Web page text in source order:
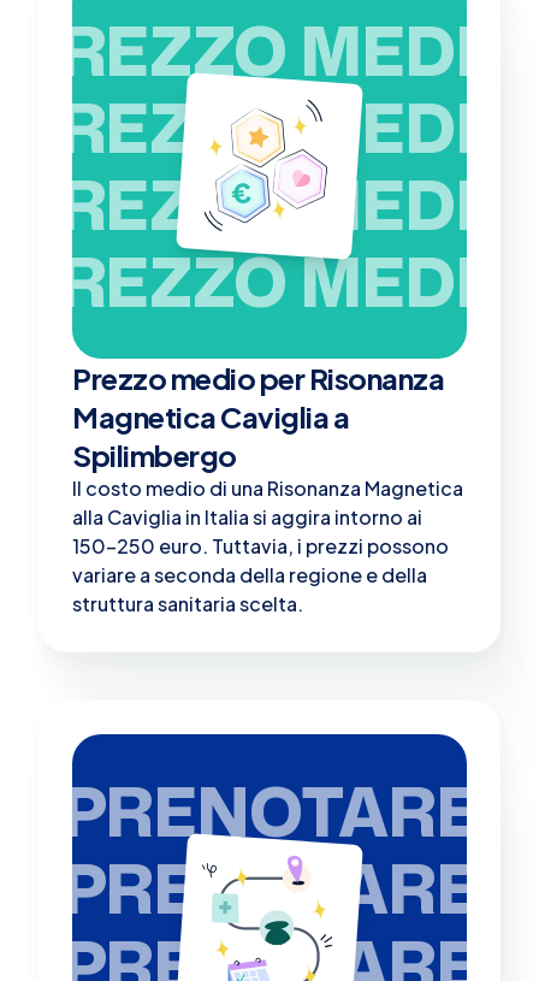
PREZZO MEDIO
PREZZO MEDIO
PREZZO MEDIO
PREZZO MEDIO
Prezzo medio per Risonanza
Magnetica Caviglia a
Spilimbergo
Il costo medio di una Risonanza Magnetica
alla Caviglia in Italia si aggira intorno ai
150-250 euro. Tuttavia, i prezzi possono
variare a seconda della regione e della
struttura sanitaria scelta.
PRENOTARE
PRENOTARE